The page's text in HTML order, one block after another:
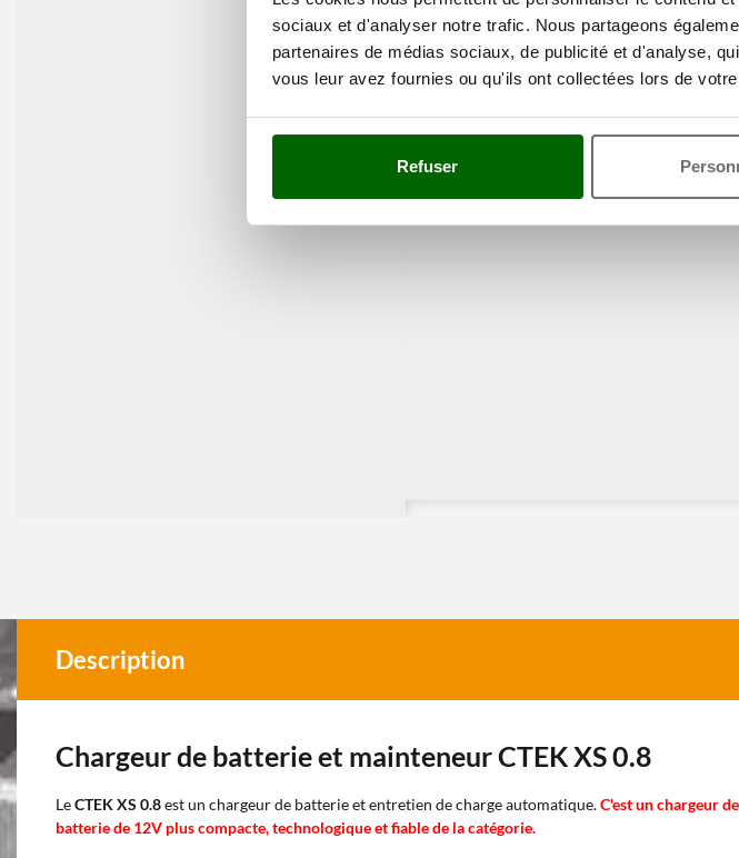
sociaux et d'analyser notre trafic. Nous partageons
partenaires de médias sociaux, de publicité et d'analyse,
vous leur avez fournies ou qu'ils ont collectées lors de
Refuser
Description
Chargeur de batterie et mainteneur CTEK XS 0.8
LeCTEK XS 0.8est un chargeur de batterie et entretien de charge automatique.C'est un chargeur de
batterie de 12V plus compacte, technologique et fiable de la catégorie.